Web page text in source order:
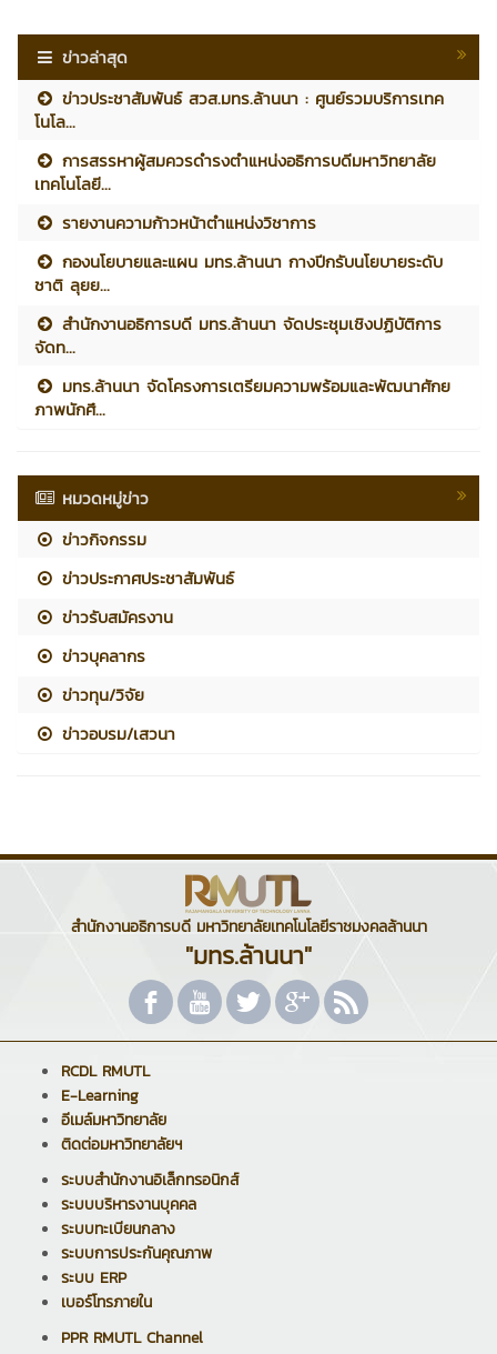
ข่าวล่าสุด
ข่าวประชาสัมพันธ์ สวส.มทร.ล้านนา : ศูนย์รวมบริการเทค
โนโล...
การสรรหาผู้สมควรดำรงตำแหน่งอธิการบดีมหาวิทยาลัย
เทคโนโลยี...
รายงานความก้าวหน้าตำแหน่งวิชาการ
กองนโยบายและแผน มทร.ล้านนา กางปีกรับนโยบายระดับ
ชาติ ลุยย...
สำนักงานอธิการบดี มทร.ล้านนา จัดประชุมเชิงปฏิบัติการ
จัดท...
มทร.ล้านนา จัดโครงการเตรียมความพร้อมและพัฒนาศักย
ภาพนักศึ...
หมวดหมู่ข่าว
ข่าวกิจกรรม
ข่าวประกาศประชาสัมพันธ์
ข่าวรับสมัครงาน
ข่าวบุคลากร
ข่าวทุน/วิจัย
ข่าวอบรม/เสวนา
สำนักงานอธิการบดี มหาวิทยาลัยเทคโนโลยีราชมงคลล้านนา
"มทร.ล้านนา"
RCDL RMUTL
E-Learning
อีเมล์มหาวิทยาลัย
ติดต่อมหาวิทยาลัยฯ
ระบบสำนักงานอิเล็กทรอนิกส์
ระบบบริหารงานบุคคล
ระบบทะเบียนกลาง
ระบบการประกันคุณภาพ
ระบบ ERP
เบอร์โทรภายใน
PPR RMUTL Channel